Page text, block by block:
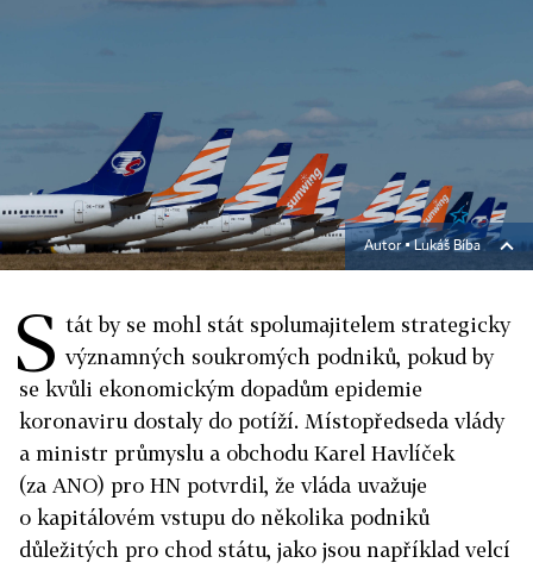
Autor ▪Lukáš Bíba
S tát by se mohl stát spolumajitelem strategicky
významných soukromých podniků, pokud by
se kvůli ekonomickým dopadům epidemie
koronaviru dostaly do potíží. Místopředseda vlády
a ministr průmyslu a obchodu Karel Havlíček
(za ANO) pro HN potvrdil, že vláda uvažuje
o kapitálovém vstupu do několika podniků
důležitých pro chod státu, jako jsou například velcí